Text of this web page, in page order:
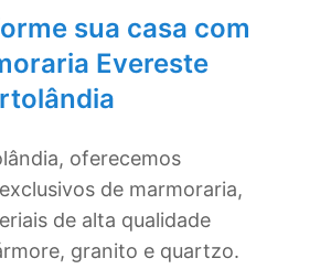
sua casa com
Evereste
, oferecemos
de marmoraria,
de alta qualidade
granito e quartzo.